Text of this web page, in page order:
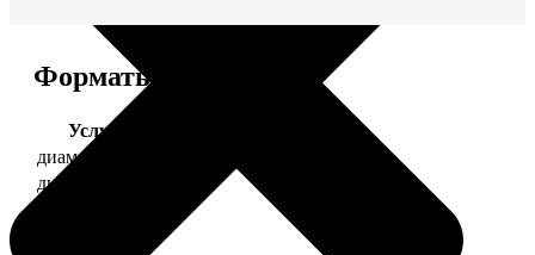
Форматы и цены
Услуга
диаметр 37 мм
диаметр 56 мм